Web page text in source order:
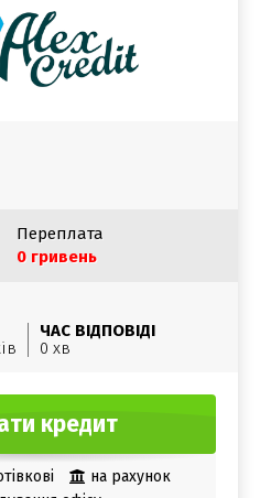
Переплата
0 гривень
ЧАС ВІДПОВІДІ
0 хв
кредит
на рахунок